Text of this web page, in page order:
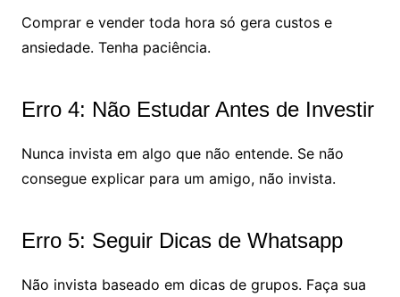
Comprar e vender toda hora só gera custos e
ansiedade. Tenha paciência.
Erro 4: Não Estudar Antes de Investir
Nunca invista em algo que não entende. Se não
consegue explicar para um amigo, não invista.
Erro 5: Seguir Dicas de Whatsapp
Não invista baseado em dicas de grupos. Faça sua